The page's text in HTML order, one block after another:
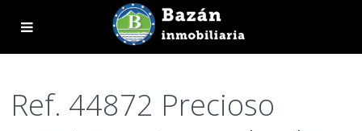
Ref. 44872 Precioso